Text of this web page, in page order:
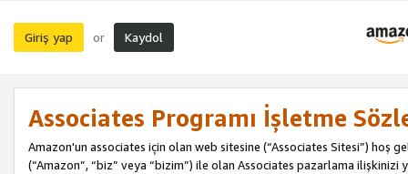
Giriş yap or Kaydol
Associates Programı İşletme
Amazon'un associates için olan web sitesine (“Associates Sitesi”) hoş
(“Amazon”, “biz” veya “bizim”) ile olan Associates pazarlama ilişkinizi